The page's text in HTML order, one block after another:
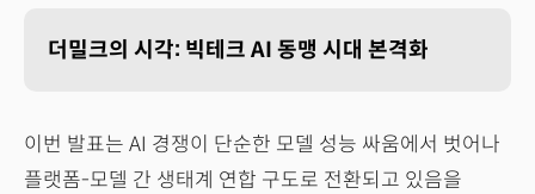
더밀크의 시각: 빅테크 AI 동맹 시대 본격화
이번 발표는 AI 경쟁이 단순한 모델 성능 싸움에서 벗어나
플랫폼-모델 간 생태계 연합 구도로 전환되고 있음을